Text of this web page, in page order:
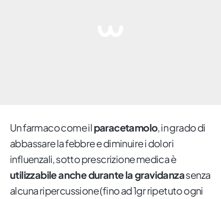
Un farmaco come il paracetamolo, in grado di
abbassare la febbre e diminuire i dolori
influenzali, sotto prescrizione medica è
utilizzabile anche durante la gravidanzasenza
alcuna ripercussione (fino ad 1gr ripetuto ogni